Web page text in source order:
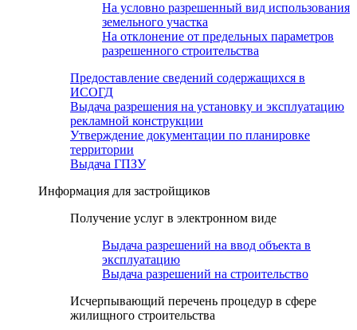
На условно разрешенный вид использования
земельного участка
На отклонение от предельных параметров
разрешенного строительства
Предоставление сведений содержащихся в
ИСОГД
Выдача разрешения на установку и эксплуатацию
рекламной конструкции
Утверждение документации по планировке
территории
Выдача ГПЗУ
Информация для застройщиков
Получение услуг в электронном виде
Выдача разрешений на ввод объекта в
эксплуатацию
Выдача разрешений на строительство
Исчерпывающий перечень процедур в сфере
жилищного строительства